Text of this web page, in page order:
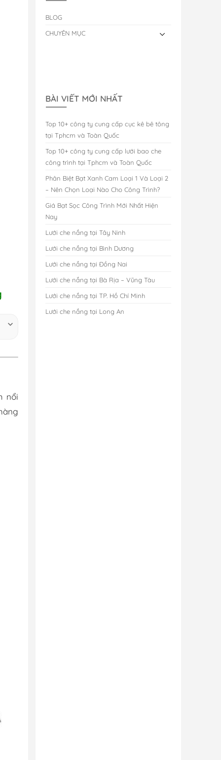
nổi
BLOG
CHUYÊN MỤC
BÀI VIẾT MỚI NHẤT
Top 10+ công ty cung cấp cục kê bê tông
tại Tphcm và Toàn Quốc
Top 10+ công ty cung cấp lưới bao che
công trình tại Tphcm và Toàn Quốc
Phân Biệt Bạt Xanh Cam Loại 1 Và Loại 2
– Nên Chọn Loại Nào Cho Công Trình?
Giá Bạt Sọc Công Trình Mới Nhất Hiện
Nay
Lưới che nắng tại Tây Ninh
Lưới che nắng tại Bình Dương
Lưới che nắng tại Đồng Nai
Lưới che nắng tại Bà Rịa – Vũng Tàu
Lưới che nắng tại TP. Hồ Chí Minh
Lưới che nắng tại Long An